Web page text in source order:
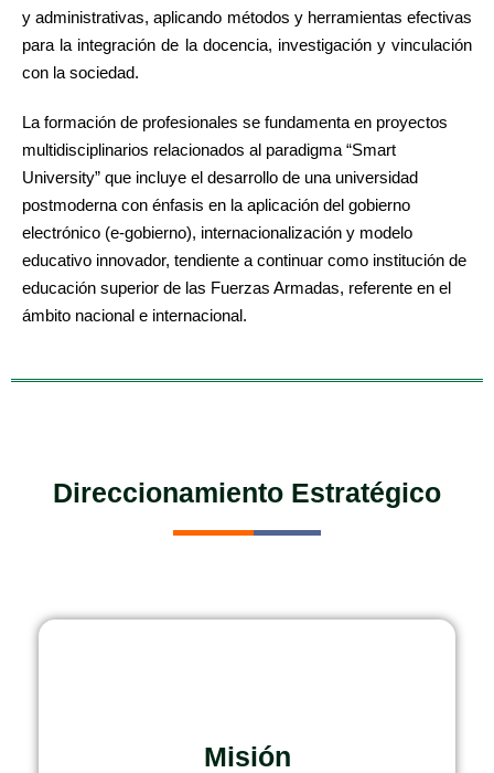
y administrativas, aplicando métodos y herramientas efectivas
para la integración de la docencia, investigación y vinculación
con la sociedad.
La formación de profesionales se fundamenta en proyectos
multidisciplinarios relacionados al paradigma “Smart
University” que incluye el desarrollo de una universidad
postmoderna con énfasis en la aplicación del gobierno
electrónico (e-gobierno), internacionalización y modelo
educativo innovador, tendiente a continuar como institución de
educación superior de las Fuerzas Armadas, referente en el
ámbito nacional e internacional.
Direccionamiento Estratégico
Misión